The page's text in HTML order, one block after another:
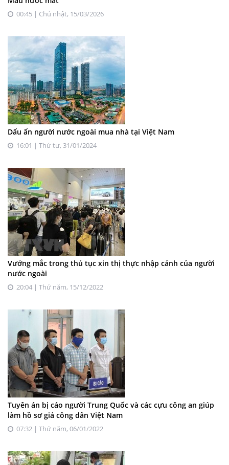
00:45 | Chủ nhật, 15/03/2026
Dấu ấn người nước ngoài mua nhà tại Việt Nam
16:01 | Thứ tư, 31/01/2024
Vướng mắc trong thủ tục xin thị thực nhập cảnh của người
nước ngoài
20:04 | Thứ năm, 15/12/2022
Tuyên án bị cáo người Trung Quốc và các cựu công an giúp
làm hồ sơ giả công dân Việt Nam
07:32 | Thứ năm, 06/01/2022